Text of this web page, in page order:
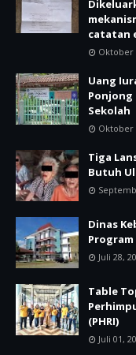
catatan
Oktober
Uang
Sekolah
Oktober
Tiga
Butuh
Dinas
Program
Juli 28,
Table
(PHRI)
Juli 01,